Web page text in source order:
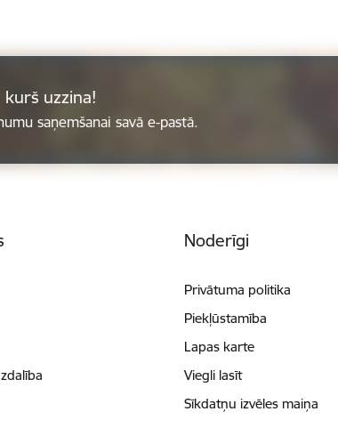
kurš uzzina!
saņemšanai savā e-pastā.
Noderīgi
Privātuma politika
Piekļūstamība
Lapas karte
Viegli lasīt
Sīkdatņu izvēles maiņa